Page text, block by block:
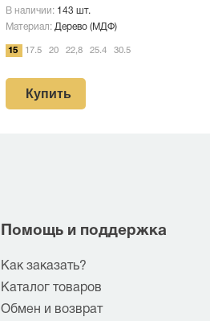
В наличии: 143 шт.
Материал: Дерево (МДФ)
15 17.5 20 22,8 25.4 30.5
Купить
Помощь и поддержка
Как заказать?
Каталог товаров
Обмен и возврат